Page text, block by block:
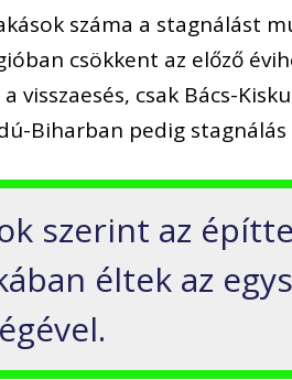
száma a stagnálást
csökkent az előző
visszaesés, csak Bács-
Biharban pedig stagnálás
szerint az
éltek az